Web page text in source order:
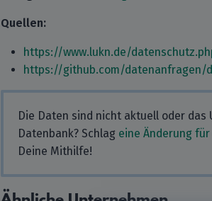
Quellen:
https://www.lukn.de/
https://github.com/datenanfragen/
Die Daten sind nicht aktuell oder
Datenbank? Schlag eine Änderung
Deine Mithilfe!